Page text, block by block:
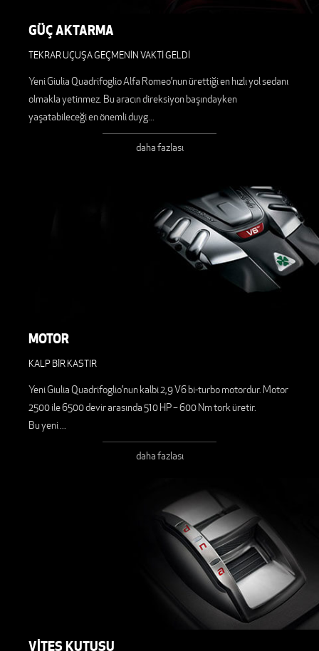
GÜÇ AKTARMA
TEKRAR UÇUŞA GEÇMENİN VAKTİ GELDİ
Yeni Giulia Quadrifoglio Alfa Romeo’nun ürettiği en hızlı yol sedanı
olmakla yetinmez. Bu aracın direksiyon başındayken
yaşatabileceği en önemli duyg...
daha fazlası
MOTOR
KALP BİR KASTIR
Yeni Giulia Quadrifoglio’nun kalbi 2,9 V6 bi-turbo motordur. Motor
2500 ile 6500 devir arasında 510 HP – 600 Nm tork üretir.
Bu yeni...
daha fazlası
VİTES KUTUSU